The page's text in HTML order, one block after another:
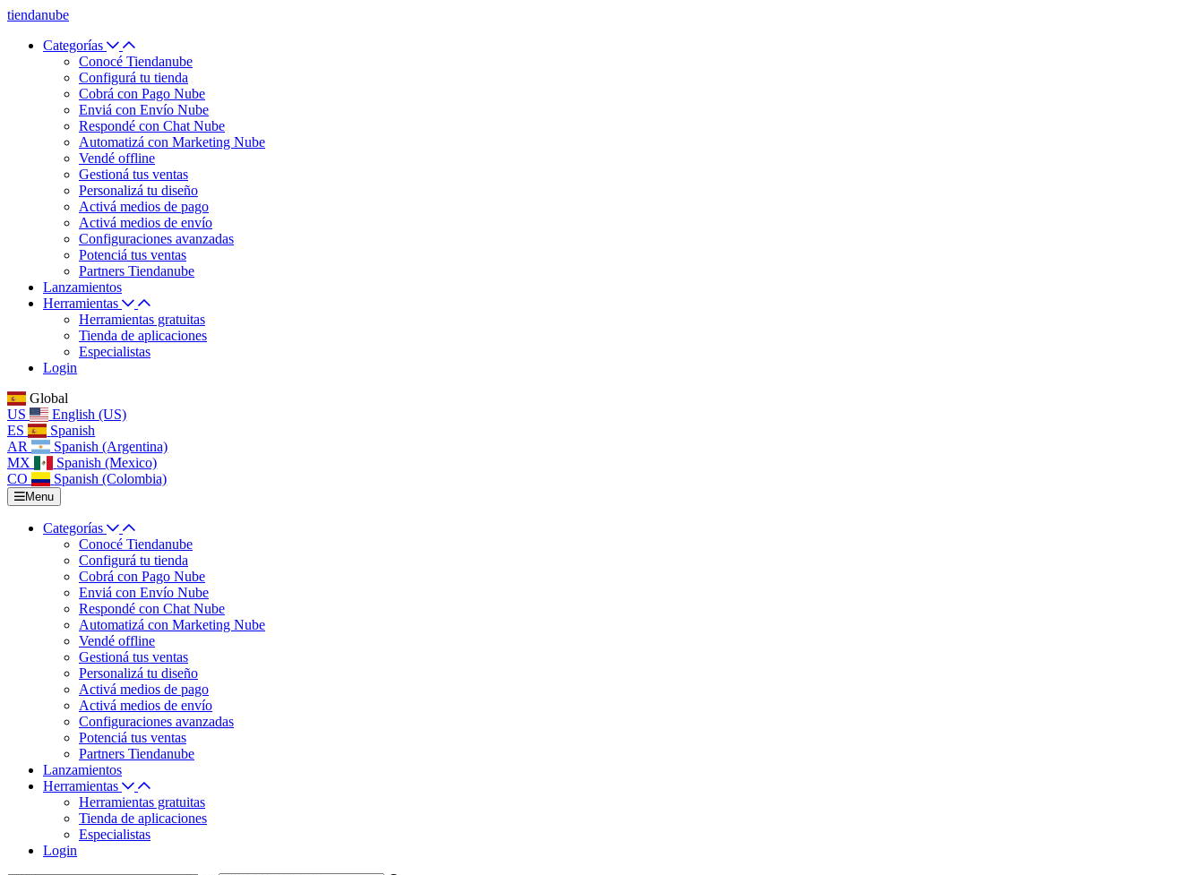
tiendanube
Categorías
Conocé Tiendanube
Configurá tu tienda
Cobrá con Pago Nube
Enviá con Envío Nube
Respondé con Chat Nube
Automatizá con Marketing Nube
Vendé offline
Gestioná tus ventas
Personalizá tu diseño
Activá medios de pago
Activá medios de envío
Configuraciones avanzadas
Potenciá tus ventas
Partners Tiendanube
Lanzamientos
Herramientas
Herramientas gratuitas
Tienda de aplicaciones
Especialistas
Login
Global
US
English (US)
ES
Spanish
AR
Spanish (Argentina)
MX
Spanish (Mexico)
CO
Spanish (Colombia)
Menu
Categorías
Conocé Tiendanube
Configurá tu tienda
Cobrá con Pago Nube
Enviá con Envío Nube
Respondé con Chat Nube
Automatizá con Marketing Nube
Vendé offline
Gestioná tus ventas
Personalizá tu diseño
Activá medios de pago
Activá medios de envío
Configuraciones avanzadas
Potenciá tus ventas
Partners Tiendanube
Lanzamientos
Herramientas
Herramientas gratuitas
Tienda de aplicaciones
Especialistas
Login